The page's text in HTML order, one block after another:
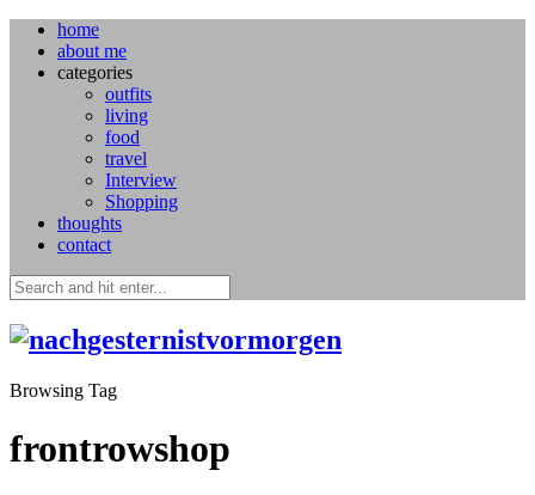
home
about me
categories
outfits
living
food
travel
Interview
Shopping
thoughts
contact
Browsing Tag
frontrowshop